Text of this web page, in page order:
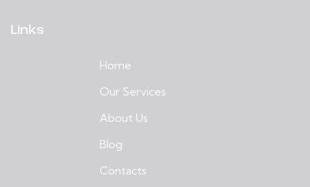
Links
Home
Our Services
About Us
Blog
Contacts